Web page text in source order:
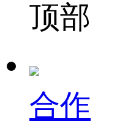
顶部
合作